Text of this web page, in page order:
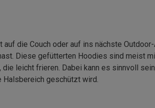
die Couch oder auf ins nächste
Diese gefütterten Hoodies sind meist
leicht frieren. Dabei kann es sinnvoll
Halsbereich geschützt wird.